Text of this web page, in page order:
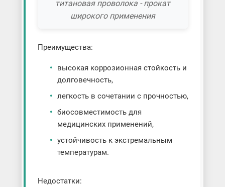
титановая проволока - прокат
широкого применения
Преимущества:
высокая коррозионная стойкость и
долговечность,
легкость в сочетании с прочностью,
биосовместимость для
медицинских применений,
устойчивость к экстремальным
температурам.
Недостатки: